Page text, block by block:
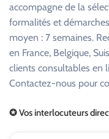
accompagne de la
formalités et
moyen : 7 semaines.
en France, Belgique,
clients consultables en
Contactez-nous pour
✪ Vos interlocuteurs